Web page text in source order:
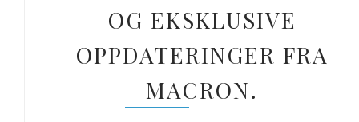
OG EKSKLUSIVE
OPPDATERINGER FRA
MACRON.